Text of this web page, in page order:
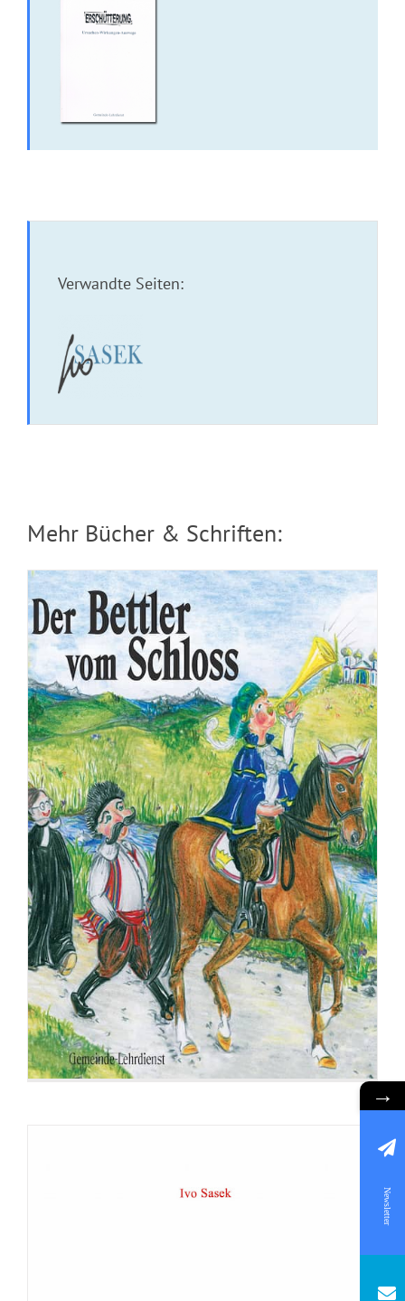
Verwandte Seiten:
Mehr Bücher & Schriften:
Broschuere: Ruhe ringsum
→
Newsletter